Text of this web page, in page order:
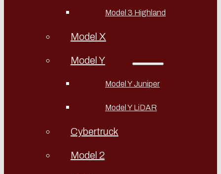
Model 3 Highland
Model X
Model Y
Model Y Juniper
Model Y LiDAR
Cybertruck
Model 2